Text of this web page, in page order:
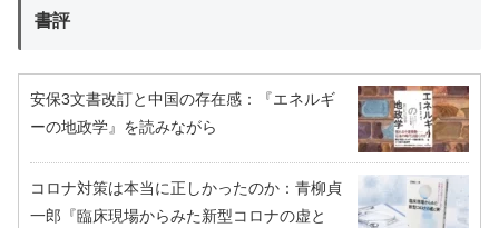
書評
安保3文書改訂と中国の存在感：『エネルギ
ーの地政学』を読みながら
コロナ対策は本当に正しかったのか：青柳貞
一郎『臨床現場からみた新型コロナの虚と